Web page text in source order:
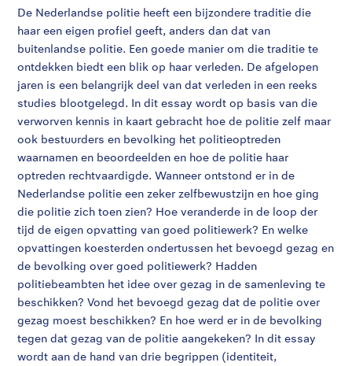
De Nederlandse politie heeft een bijzondere traditie die
haar een eigen profiel geeft, anders dan dat van
buitenlandse politie. Een goede manier om die traditie te
ontdekken biedt een blik op haar verleden. De afgelopen
jaren is een belangrijk deel van dat verleden in een reeks
studies blootgelegd. In dit essay wordt op basis van die
verworven kennis in kaart gebracht hoe de politie zelf maar
ook bestuurders en bevolking het politieoptreden
waarnamen en beoordeelden en hoe de politie haar
optreden rechtvaardigde. Wanneer ontstond er in de
Nederlandse politie een zeker zelfbewustzijn en hoe ging
die politie zich toen zien? Hoe veranderde in de loop der
tijd de eigen opvatting van goed politiewerk? En welke
opvattingen koesterden ondertussen het bevoegd gezag en
de bevolking over goed politiewerk? Hadden
politiebeambten het idee over gezag in de samenleving te
beschikken? Vond het bevoegd gezag dat de politie over
gezag moest beschikken? En hoe werd er in de bevolking
tegen dat gezag van de politie aangekeken? In dit essay
wordt aan de hand van drie begrippen (identiteit,